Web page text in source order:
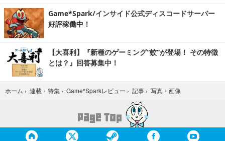
Game*Spark/インサイド公式ディスコードサーバー
好評稼働中！
【大喜利】『新種のゲーミング“蚊”が登場！ その特徴
とは？』回答募集中！
ホーム › 連載・特集 › Game*Sparkレビュー › 記事 › 写真・画像